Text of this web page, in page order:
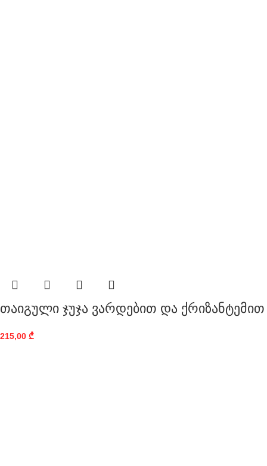
თაიგული ჯუჯა ვარდებით და ქრიზანტემით
215,00 ₾